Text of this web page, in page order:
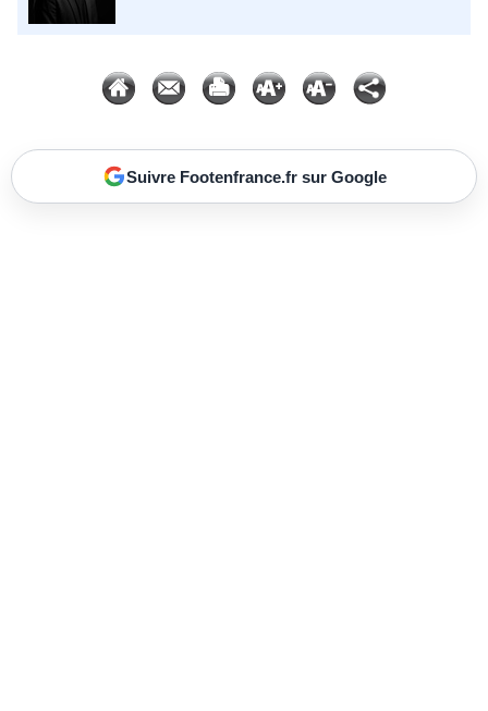
Suivre Footenfrance.fr sur Google